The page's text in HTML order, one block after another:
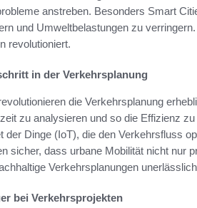
anstreben. Besonders Smart
und Umweltbelastungen zu
revolutioniert.
in der Verkehrsplanung
die Verkehrsplanung
zu analysieren und so die Effizienz
der Dinge (IoT), die den Verkehrsfluss
sicher, dass urbane Mobilität nicht nur
Verkehrsplanungen
bei Verkehrsprojekten